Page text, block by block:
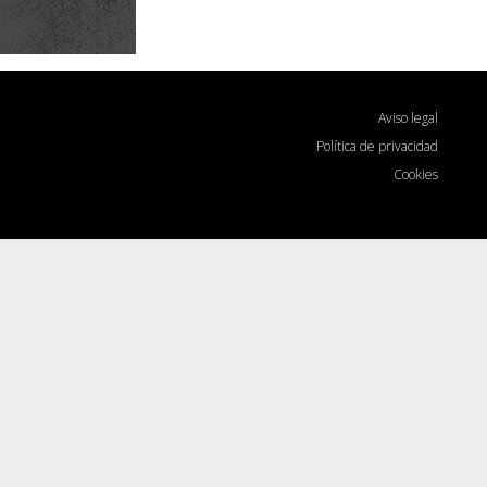
Aviso legal
Política de privacidad
Cookies